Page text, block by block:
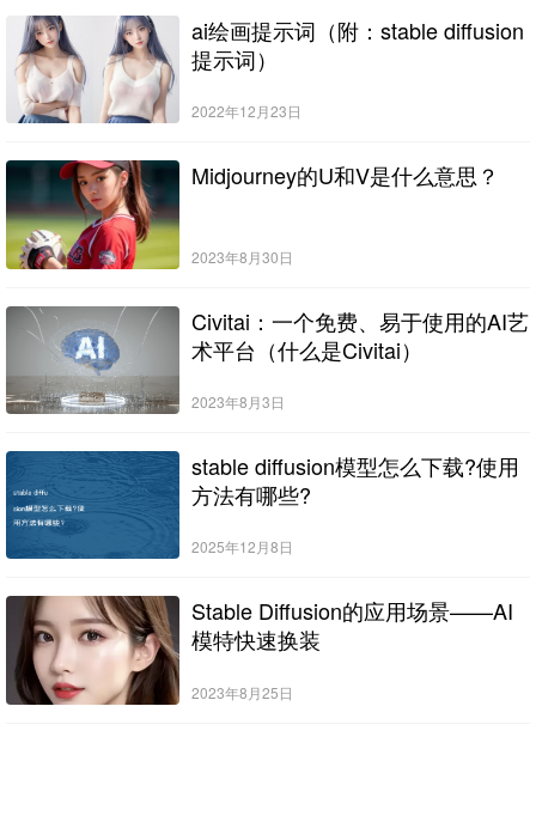
ai绘画提示词（附：stable diffusion
提示词）
2022年12月23日
Midjourney的U和V是什么意思？
2023年8月30日
Civitai：一个免费、易于使用的AI艺
术平台（什么是Civitai）
2023年8月3日
stable diffusion模型怎么下载?使用
方法有哪些?
2025年12月8日
Stable Diffusion的应用场景——AI
模特快速换装
2023年8月25日